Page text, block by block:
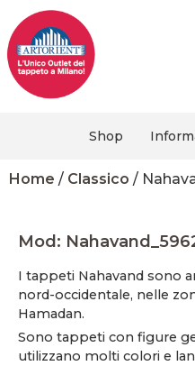
Shop
Home / Classico /
Mod:
I tappeti Nahavand sono
nord-occidentale, nelle
Hamadan.
Sono tappeti con figure
utilizzano molti colori e